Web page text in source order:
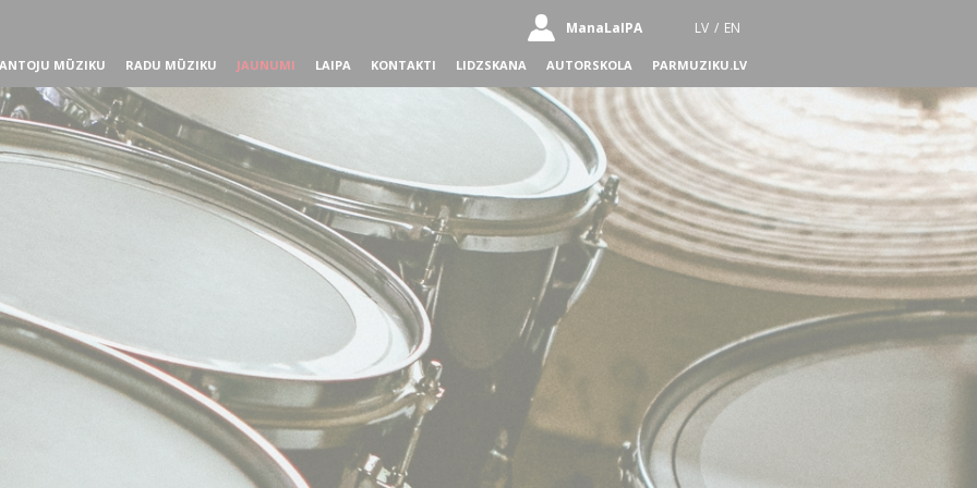
ManaLaIPA LV / EN
MŪZIKU RADU MŪZIKU JAUNUMI LAIPA KONTAKTI LIDZSKANA AUTORSKOLA PARMUZIKU.LV